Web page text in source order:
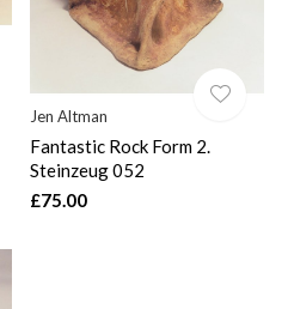
Jen Altman
Fantastic Rock Form 2.
Steinzeug 052
£75.00